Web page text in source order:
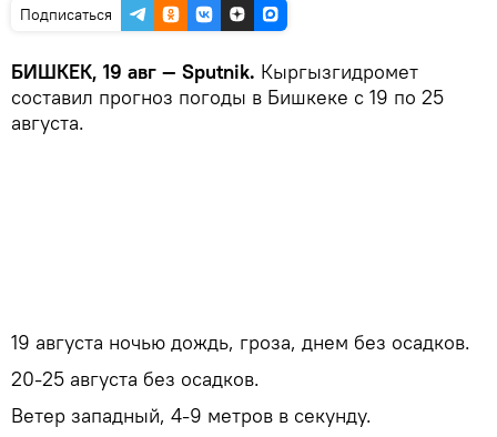
Подписаться
БИШКЕК, 19 авг — Sputnik. Кыргызгидромет
составил прогноз погоды в Бишкеке с 19 по 25
августа.
19 августа ночью дождь, гроза, днем без осадков.
20-25 августа без осадков.
Ветер западный, 4-9 метров в секунду.